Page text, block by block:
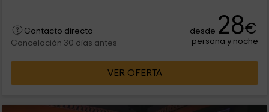
Contacto directo
Cancelación 30 días antes
desde 28€
persona y noche
VER OFERTA